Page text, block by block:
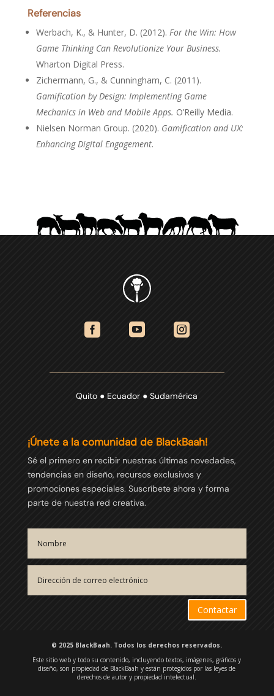
Referencias
Werbach, K., & Hunter, D. (2012). For the Win: How
Game Thinking Can Revolutionize Your Business.
Wharton Digital Press.
Zichermann, G., & Cunningham, C. (2011).
Gamification by Design: Implementing Game
Mechanics in Web and Mobile Apps. O’Reilly Media.
Nielsen Norman Group. (2020). Gamification and UX:
Enhancing Digital Engagement.
  
Quito ● Ecuador ● Sudamérica
¡Únete a la comunidad de BlackBaah!
Sé el primero en recibir nuestras últimas novedades,
tendencias en diseño, recursos exclusivos y
promociones especiales. Suscríbete ahora y forma
parte de nuestra red creativa.
Contactar
© 2025 BlackBaah. Todos los derechos reservados.
Este sitio web y todo su contenido, incluyendo textos, imágenes, gráficos y
diseño, son propiedad de BlackBaah y están protegidos por las leyes de
derechos de autor y propiedad intelectual.